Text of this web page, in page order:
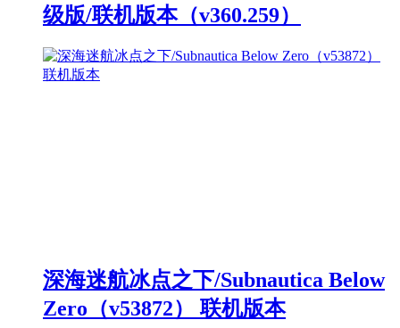
级版/联机版本（v360.259）
深海迷航冰点之下/Subnautica Below
Zero（v53872） 联机版本